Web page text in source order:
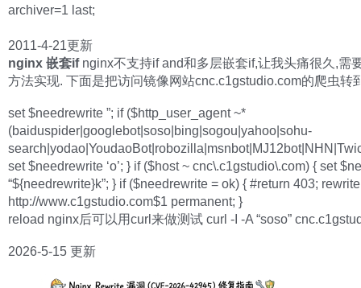
archiver=1 last;
2011-4-21更新
nginx 嵌套ifnginx不支持if and和多层嵌套if,让我头痛很久,需
方法实现. 下面是把访问镜像网站cnc.c1gstudio.com的爬虫转
set $needrewrite ”; if ($http_user_agent ~*
(baiduspider|googlebot|soso|bing|sogou|yahoo|sohu-
set $needrewrite ‘o’; } if ($host ~ cnc\.c1gstudio\.com) { set
“${needrewrite}k”; } if ($needrewrite = ok) { #return 403;
http://www.c1gstudio.com$1 permanent; }
reload nginx后可以用curl来做测试 curl -I -A “soso”
2026-5-15 更新